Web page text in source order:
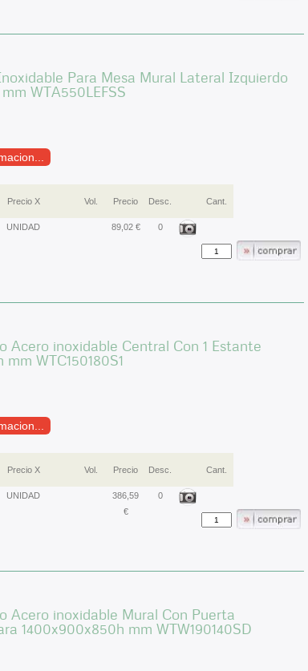
Para Mesa Mural Lateral Izquierdo
WTA550LEFSS
Precio X Vol. Precio Desc. Cant.
UNIDAD 89,02 € 0
Acero inoxidable Central Con 1 Estante
WTC150180S1
Precio X Vol. Precio Desc. Cant.
UNIDAD
386,59
€
0
Acero inoxidable Mural Con Puerta
1400x900x850h mm WTW190140SD